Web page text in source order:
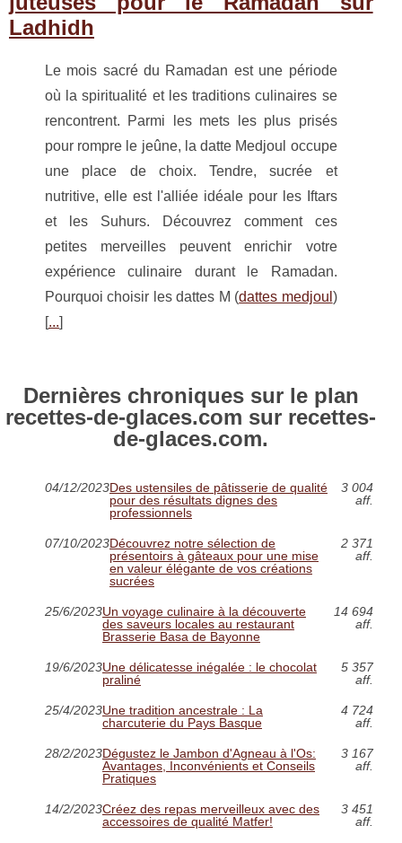
Ladhidh
Le mois sacré du Ramadan est une période
où la spiritualité et les traditions culinaires se
rencontrent. Parmi les mets les plus prisés
pour rompre le jeûne, la datte Medjoul occupe
une place de choix. Tendre, sucrée et
nutritive, elle est l'alliée idéale pour les Iftars
et les Suhurs. Découvrez comment ces
petites merveilles peuvent enrichir votre
expérience culinaire durant le Ramadan.
Pourquoi choisir les dattes M (dattes medjoul )
[...]
Dernières chroniques sur le plan
recettes-de-glaces.com sur recettes-
de-glaces.com.
04/12/2023Des ustensiles de pâtisserie de qualité
pour des résultats dignes des
professionnels
3 004
aff.
07/10/2023Découvrez notre sélection de
présentoirs à gâteaux pour une mise
en valeur élégante de vos créations
sucrées
2 371
aff.
25/6/2023Un voyage culinaire à la découverte
des saveurs locales au restaurant
Brasserie Basa de Bayonne
14 694
aff.
19/6/2023Une délicatesse inégalée : le chocolat
praliné
5 357
aff.
25/4/2023Une tradition ancestrale : La
charcuterie du Pays Basque
4 724
aff.
28/2/2023Dégustez le Jambon d'Agneau à l'Os:
Avantages, Inconvénients et Conseils
Pratiques
3 167
aff.
14/2/2023Créez des repas merveilleux avec des
accessoires de qualité Matfer!
3 451
aff.